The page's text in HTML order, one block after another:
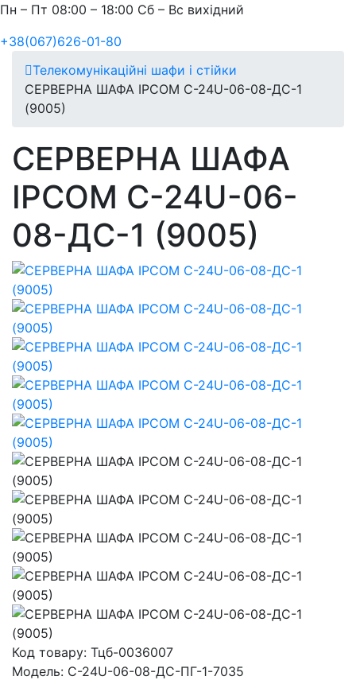
Пн – Пт 08:00 – 18:00 Сб – Вс вихідний
+38(067)626-01-80
Телекомунікаційні шафи і стійки
СЕРВЕРНА ШАФА IPCOM С-24U-06-08-ДС-1
(9005)
СЕРВЕРНА ШАФА
IPCOM С-24U-06-
08-ДС-1 (9005)
Код товару: Тцб-0036007
Модель: С-24U-06-08-ДС-ПГ-1-7035